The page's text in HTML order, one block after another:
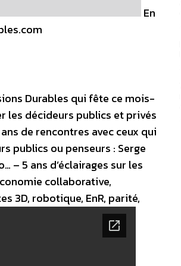
En
Durables qui fête ce mois-
les décideurs publics et privés
de rencontres avec ceux qui
publics ou penseurs : Serge
– 5 ans d’éclairages sur les
collaborative,
3D, robotique, EnR, parité,